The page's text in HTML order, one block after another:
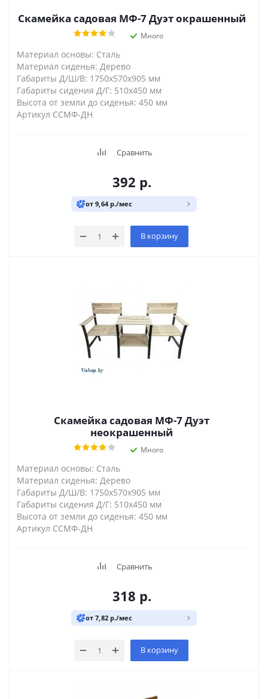
Скамейка садовая МФ-7 Дуэт окрашенный
Много
Материал основы: Сталь
Материал сиденья: Дерево
Габариты Д/Ш/В: 1750х570х905 мм
Габариты сидения Д/Г: 510х450 мм
Высота от земли до сиденья: 450 мм
Артикул ССМФ-ДН
Сравнить
392 р.
от 9,64 р./мес
В корзину
Скамейка садовая МФ-7 Дуэт
неокрашенный
Много
Материал основы: Сталь
Материал сиденья: Дерево
Габариты Д/Ш/В: 1750х570х905 мм
Габариты сидения Д/Г: 510х450 мм
Высота от земли до сиденья: 450 мм
Артикул ССМФ-ДН
Сравнить
318 р.
от 7,82 р./мес
В корзину